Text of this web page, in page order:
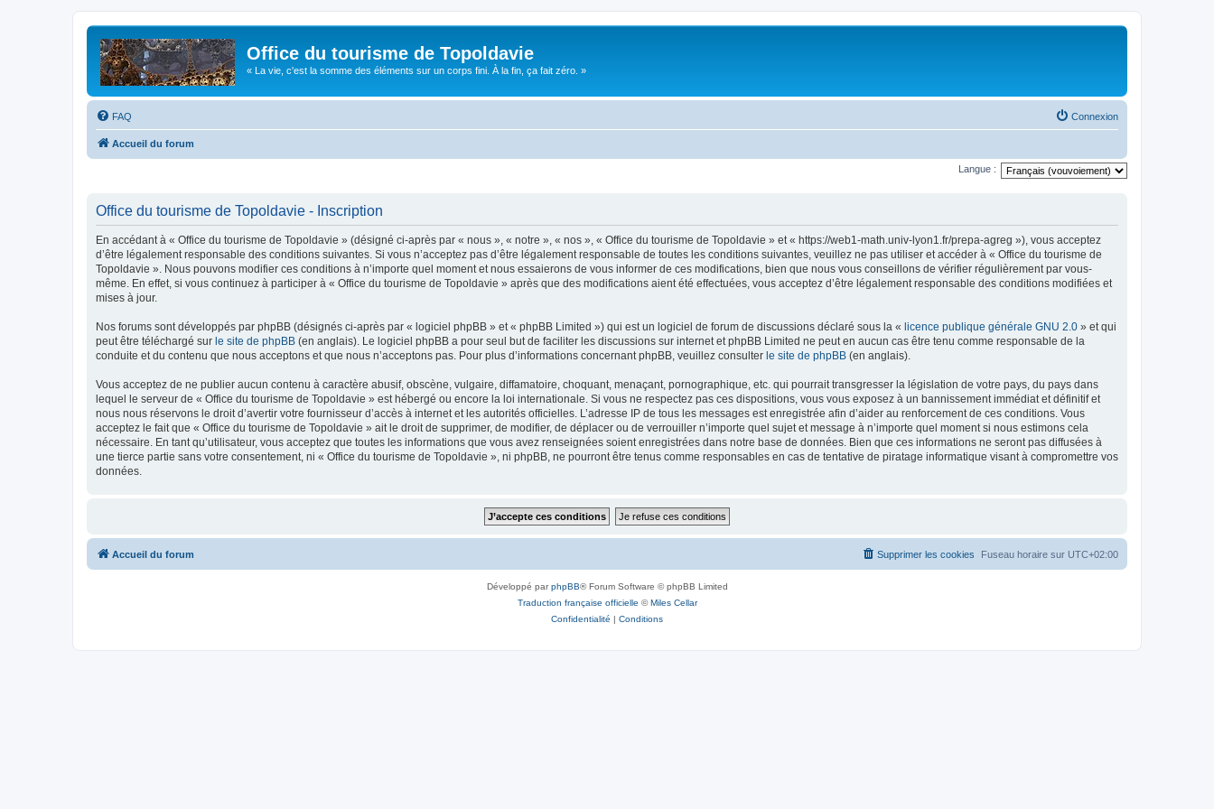
Office du tourisme de Topoldavie
« La vie, c'est la somme des éléments sur un corps fini. À la fin, ça fait zéro. »
FAQ Connexion
Accueil du forum
Langue :
Office du tourisme de Topoldavie - Inscription
En accédant à « Office du tourisme de Topoldavie » (désigné ci-après par « nous », « notre », « nos », « Office du tourisme de Topoldavie » et « https://web1-math.univ-lyon1.fr/prepa-agreg »), vous acceptez
d’être légalement responsable des conditions suivantes. Si vous n’acceptez pas d’être légalement responsable de toutes les conditions suivantes, veuillez ne pas utiliser et accéder à « Office du tourisme de
Topoldavie ». Nous pouvons modifier ces conditions à n’importe quel moment et nous essaierons de vous informer de ces modifications, bien que nous vous conseillons de vérifier régulièrement par vous-
même. En effet, si vous continuez à participer à « Office du tourisme de Topoldavie » après que des modifications aient été effectuées, vous acceptez d’être légalement responsable des conditions modifiées et
mises à jour.
Nos forums sont développés par phpBB (désignés ci-après par « logiciel phpBB » et « phpBB Limited ») qui est un logiciel de forum de discussions déclaré sous la « licence publique générale GNU 2.0 » et qui
peut être téléchargé sur le site de phpBB (en anglais). Le logiciel phpBB a pour seul but de faciliter les discussions sur internet et phpBB Limited ne peut en aucun cas être tenu comme responsable de la
conduite et du contenu que nous acceptons et que nous n’acceptons pas. Pour plus d’informations concernant phpBB, veuillez consulter le site de phpBB (en anglais).
Vous acceptez de ne publier aucun contenu à caractère abusif, obscène, vulgaire, diffamatoire, choquant, menaçant, pornographique, etc. qui pourrait transgresser la législation de votre pays, du pays dans
lequel le serveur de « Office du tourisme de Topoldavie » est hébergé ou encore la loi internationale. Si vous ne respectez pas ces dispositions, vous vous exposez à un bannissement immédiat et définitif et
nous nous réservons le droit d’avertir votre fournisseur d’accès à internet et les autorités officielles. L’adresse IP de tous les messages est enregistrée afin d’aider au renforcement de ces conditions. Vous
acceptez le fait que « Office du tourisme de Topoldavie » ait le droit de supprimer, de modifier, de déplacer ou de verrouiller n’importe quel sujet et message à n’importe quel moment si nous estimons cela
nécessaire. En tant qu’utilisateur, vous acceptez que toutes les informations que vous avez renseignées soient enregistrées dans notre base de données. Bien que ces informations ne seront pas diffusées à
une tierce partie sans votre consentement, ni « Office du tourisme de Topoldavie », ni phpBB, ne pourront être tenus comme responsables en cas de tentative de piratage informatique visant à compromettre vos
données.
Accueil du forum Fuseau horaire sur UTC+02:00
Supprimer les cookies
Développé parphpBB® Forum Software © phpBB Limited
Traduction française officielle ©Miles Cellar
Confidentialité | Conditions